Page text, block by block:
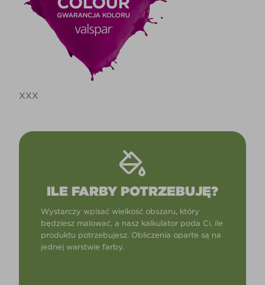
XXX
ILE FARBY POTRZEBUJĘ?
Wystarczy wpisać wielkość obszaru, który
będziesz malować, a nasz kalkulator poda Ci, ile
produktu potrzebujesz. Obliczenia oparte są na
jednej warstwie farby.